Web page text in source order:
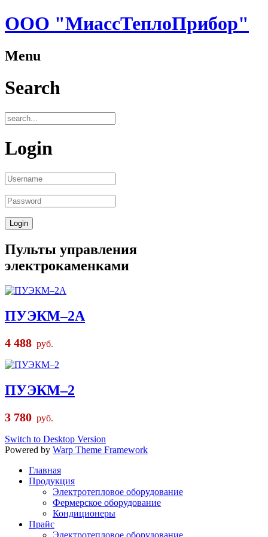
ООО "МиассТеплоПрибор"
Menu
Search
Login
Пульты управления
электрокаменками
ПУЭКМ–2А
4 488 руб.
ПУЭКМ–2
3 780 руб.
Switch to Desktop Version
Powered by Warp Theme Framework
Главная
Продукция
Электротепловое оборудование
Фермерское оборудование
Кондиционеры
Прайс
Электротепловое оборудование